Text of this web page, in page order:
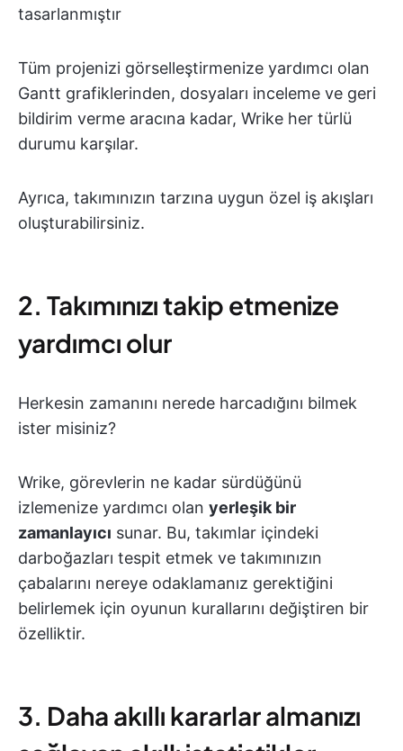
tasarlanmıştır
Tüm projenizi görselleştirmenize yardımcı olan
Gantt grafiklerinden, dosyaları inceleme ve geri
bildirim verme aracına kadar, Wrike her türlü
durumu karşılar.
Ayrıca, takımınızın tarzına uygun özel iş akışları
oluşturabilirsiniz.
2. Takımınızı takip etmenize
yardımcı olur
Herkesin zamanını nerede harcadığını bilmek
ister misiniz?
Wrike, görevlerin ne kadar sürdüğünü
izlemenize yardımcı olan yerleşik bir
zamanlayıcı sunar. Bu, takımlar içindeki
darboğazları tespit etmek ve takımınızın
çabalarını nereye odaklamanız gerektiğini
belirlemek için oyunun kurallarını değiştiren bir
özelliktir.
3. Daha akıllı kararlar almanızı